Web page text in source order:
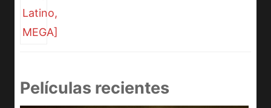
Películas recientes